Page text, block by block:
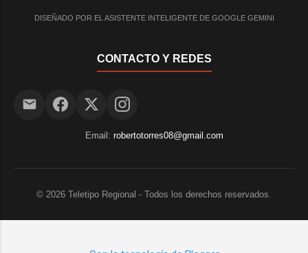
DISEÑADO POR EL ASISTENTE INTELIGENTE DE GOOGLE GEMINI
CONTACTO Y REDES
Email: robertotorres08@gmail.com
© 2026 Teletipo Regional - Todos los derechos reservados.